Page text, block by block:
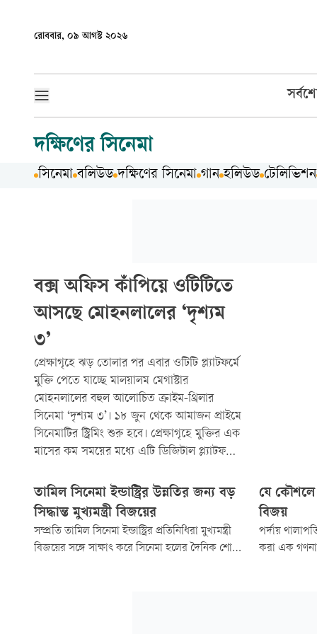
রোববার, ০৯ আগস্ট ২০২৬
দক্ষিণের সিনেমা
সিনেমা বলিউড দক্ষিণের সিনেমা গান হলিউড টেলিভিশন
বক্স অফিস কাঁপিয়ে ওটিটিতে
আসছে মোহনলালের ‘দৃশ্যম
৩’
প্রেক্ষাগৃহে ঝড় তোলার পর এবার ওটিটি প্ল্যাটফর্মে
মুক্তি পেতে যাচ্ছে মালয়ালম মেগাস্টার
মোহনলালের বহুল আলোচিত ক্রাইম-থ্রিলার
সিনেমা ‘দৃশ্যম ৩’। ১৮ জুন থেকে আমাজন প্রাইমে
সিনেমাটির স্ট্রিমিং শুরু হবে। প্রেক্ষাগৃহে মুক্তির এক
মাসের কম সময়ের মধ্যে এটি ডিজিটাল প্ল্যাটফর্মে
তামিল সিনেমা ইন্ডাস্ট্রির উন্নতির জন্য বড়
সিদ্ধান্ত মুখ্যমন্ত্রী বিজয়ের
সম্প্রতি তামিল সিনেমা ইন্ডাস্ট্রির প্রতিনিধিরা মুখ্যমন্ত্রী
বিজয়ের সঙ্গে সাক্ষাৎ করে সিনেমা হলের দৈনিক শোর
যে কৌশলে
বিজয়
পর্দায়
করা এক